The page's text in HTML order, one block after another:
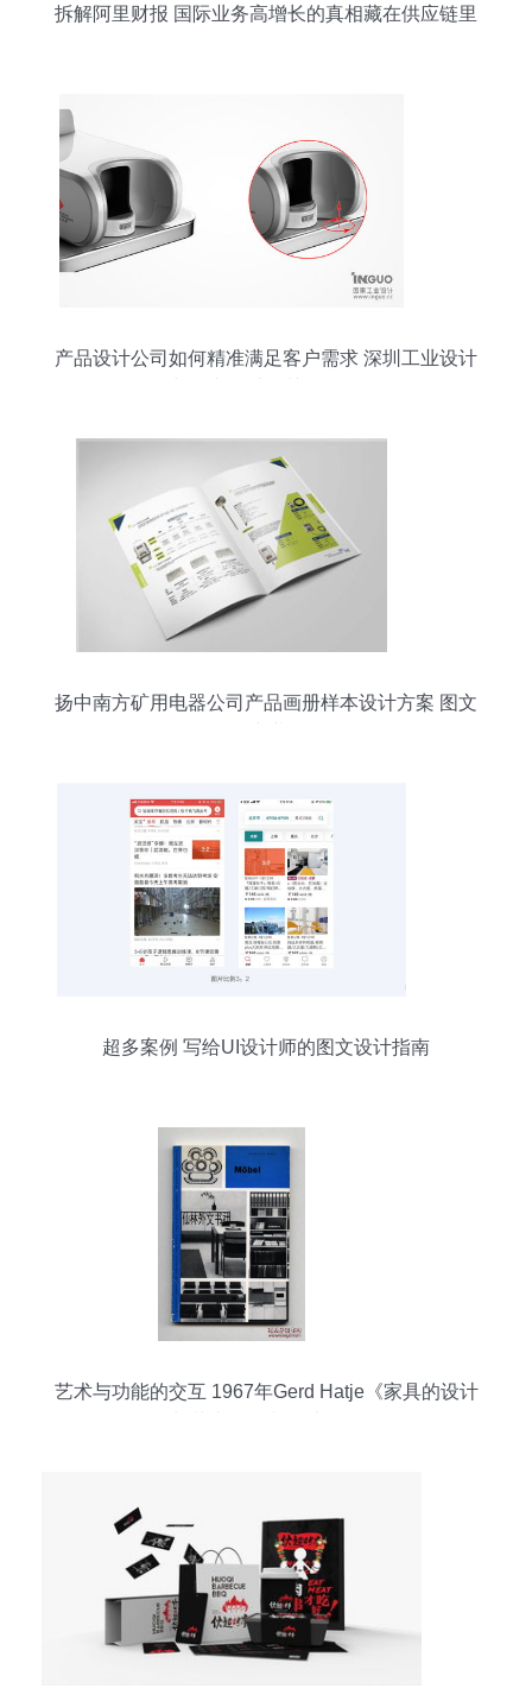
拆解阿里财报 国际业务高增长的真相藏在供应链里
产品设计公司如何精准满足客户需求 深圳工业设计
扬中南方矿用电器公司产品画册样本设计方案 图文
超多案例 写给UI设计师的图文设计指南
艺术与功能的交互 1967年Gerd Hatje《家具的设计